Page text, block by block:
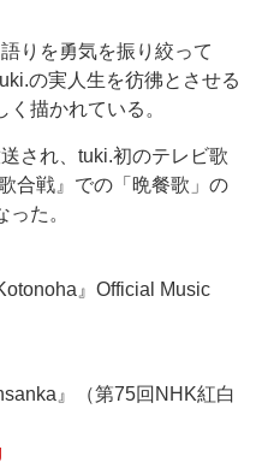
りを勇気を振り絞って
の実人生を彷彿とさせる
描かれている。
され、tuki.初のテレビ歌
合戦』での「晩餐歌」の
た。
』Official Music
』（第75回NHK紅白